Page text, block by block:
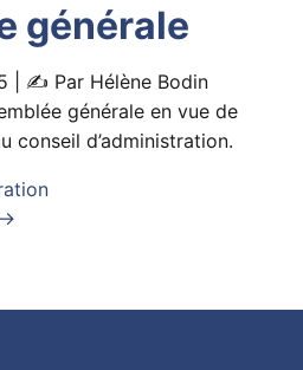
générale
| ✍️ Par Hélène Bodin
générale en vue de
conseil d’administration.